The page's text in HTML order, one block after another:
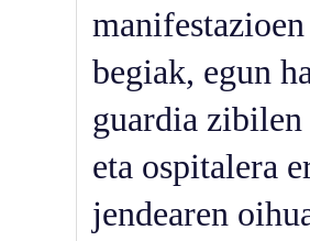
begiak, egun
guardia
eta ospitalera
jendearen